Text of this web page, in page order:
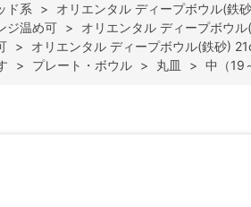
ド系 >
オリエンタル ディープボウル(鉄
ジ温め可 >
オリエンタル ディープボウ
>
オリエンタル ディープボウル(鉄砂)
> プレート・ボウル > 丸皿 > 中（19